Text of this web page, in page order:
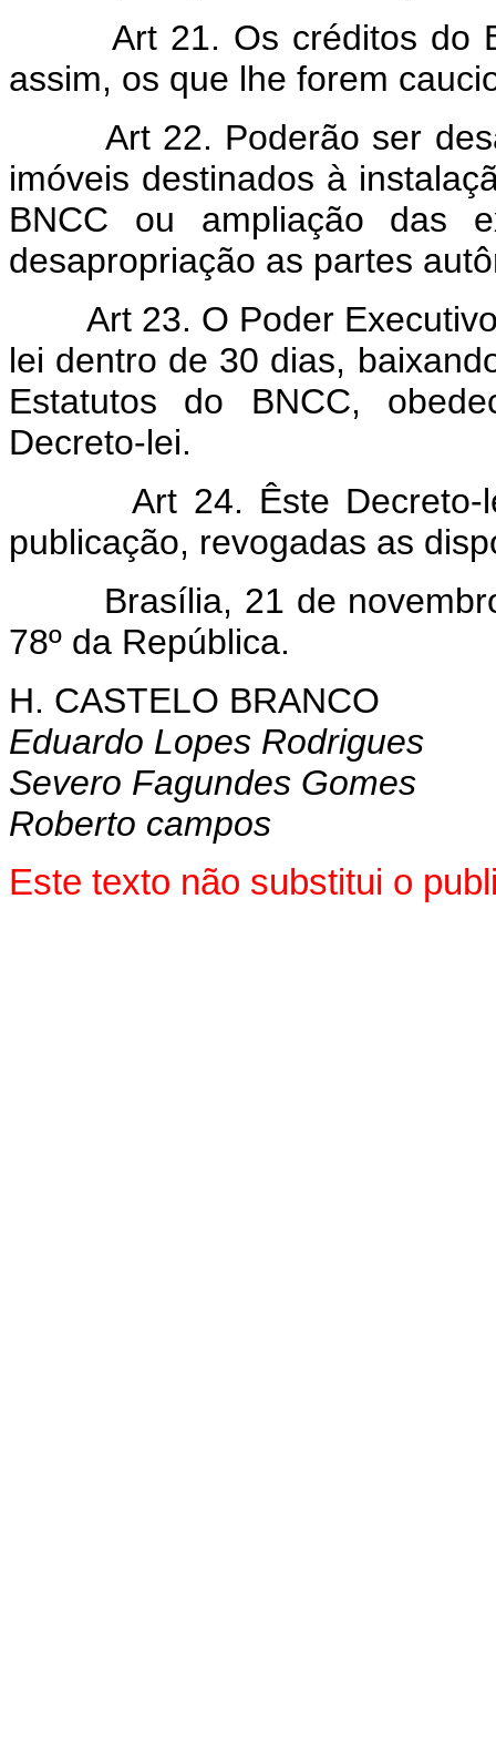
Art 21. Os créditos do
assim, os que lhe forem
Art 22. Poderão ser
imóveis destinados à
BNCC ou ampliação das
desapropriação as partes
Art 23. O Poder
lei dentro de 30 dias,
Estatutos do BNCC,
Decreto-lei.
Art 24. Êste
publicação, revogadas as
Brasília, 21 de novembro
78º da República.
H. CASTELO BRANCO
Eduardo Lopes Rodrigues
Severo Fagundes Gomes
Roberto campos
Este texto não substitui o